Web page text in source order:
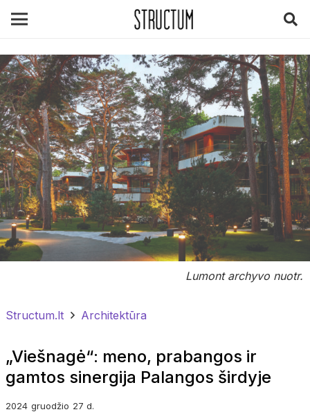
Lumont archyvo nuotr.
Structum.lt Architektūra
„Viešnagė“: meno, prabangos ir
gamtos sinergija Palangos širdyje
2024 gruodžio 27 d.